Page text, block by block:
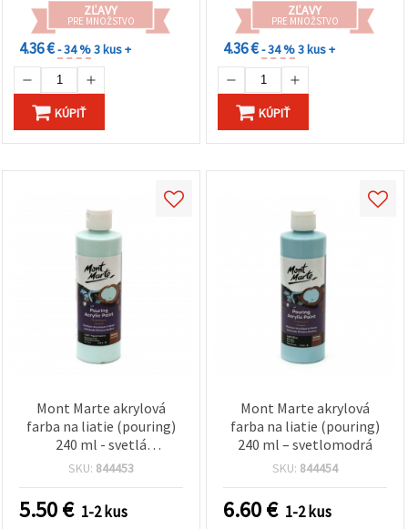
ZĽAVY
PRE MNOŽSTVO
4.36 €- 34 %3 kus +
KÚPIŤ
ZĽAVY
PRE MNOŽSTVO
4.36 €- 34 %3 kus +
KÚPIŤ
Mont Marte akrylová
farba na liatie (pouring)
240 ml - svetlá
akvamarínová
SKU: 844453
5.50€ 1-2 kus
Mont Marte akrylová
farba na liatie (pouring)
240 ml – svetlomodrá
SKU: 844454
6.60€ 1-2 kus